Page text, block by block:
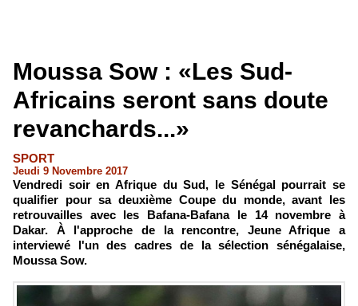
Moussa Sow : «Les Sud-
Africains seront sans doute
revanchards...»
SPORT
Jeudi 9 Novembre 2017
Vendredi soir en Afrique du Sud, le Sénégal pourrait se
qualifier pour sa deuxième Coupe du monde, avant les
retrouvailles avec les Bafana-Bafana le 14 novembre à
Dakar. À l'approche de la rencontre, Jeune Afrique a
interviewé l'un des cadres de la sélection sénégalaise,
Moussa Sow.